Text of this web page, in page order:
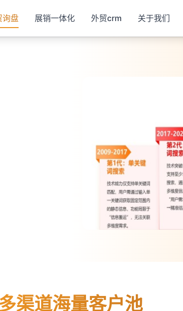
询盘 展销一体化 外贸crm 关于我们
多渠道客户池 AI获客4.0
渠道海量客户池